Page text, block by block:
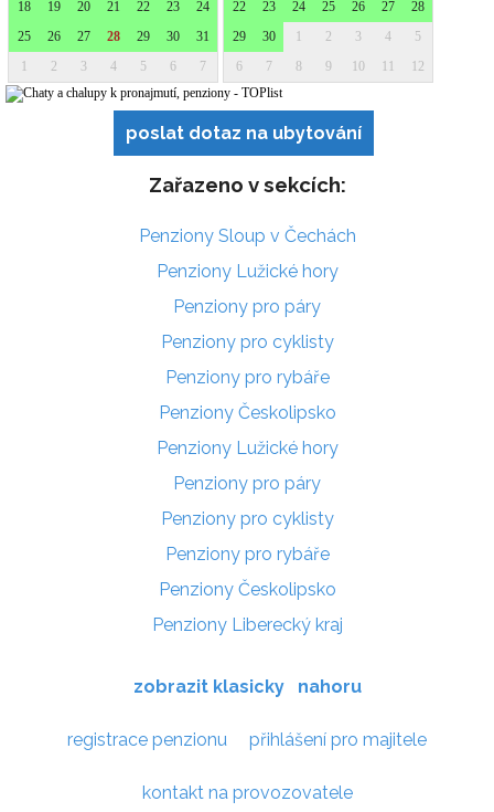
poslat dotaz na ubytování
Zařazeno v sekcích:
Penziony Sloup v Čechách
Penziony Lužické hory
Penziony pro páry
Penziony pro cyklisty
Penziony pro rybáře
Penziony Českolipsko
Penziony Lužické hory
Penziony pro páry
Penziony pro cyklisty
Penziony pro rybáře
Penziony Českolipsko
Penziony Liberecký kraj
zobrazit klasicky nahoru
registrace penzionu přihlášení pro majitele
kontakt na provozovatele